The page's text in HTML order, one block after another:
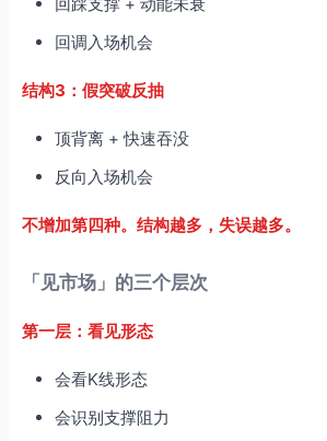
回调入场机会
结构3：假突破反抽
顶背离 + 快速吞没
反向入场机会
不增加第四种。结构越多，失误越多。
「见市场」的三个层次
第一层：看见形态
会看K线形态
会识别支撑阻力